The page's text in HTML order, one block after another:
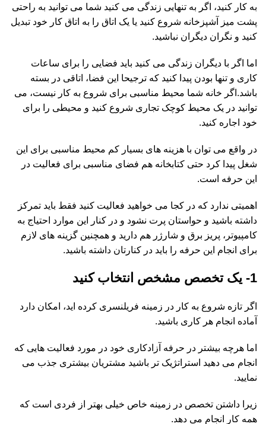
به کار کنید، اگر به تنهایی زندگی می کنید شما می توانید به راحتی
پشت میز آشپزخانه شروع کنید یا یک اتاق را به اتاق کار خود تبدیل
کنید و نگران دیگران نباشید.
اما اگر با دیگران زندگی می کنید باید فضایی را برای ساعات
کاری و تنها بودن پیدا کنید که ترجیحا این فضا، اتاقی در بسته
باشد.اگر خانه شما محیط مناسبی برای شروع به کار نیست، می
توانید در یک محیط کوچک تجاری شروع کنید و محیطی را برای
خود اجاره کنید.
در واقع می توان با هزینه های بسیار کم محیط مناسبی برای این
شغل پیدا کرد حتی کتابخانه هم فضای مناسبی برای فعالیت در
این حرفه است.
اهمیتی ندارد که در کجا می خواهید فعالیت کنید فقط باید تمرکز
داشته باشید و حواستان پرت نشود و در کنار این موارد احتیاج به
کامپیوتر، پریز برق و شارژر هم دارید و همچنین گزینه های لازم
برای انجام این حرفه را باید در کنارتان داشته باشید.
1- یک تخصص مشخص انتخاب کنید
اگر تازه شروع به کار در زمینه فریلنسری کرده اید، امکان دارد
آماده انجام هر کاری باشید.
اما هرچه بیشتر در حرفه آزادکاری خود در مورد فعالیت هایی که
انجام می دهید استراتژیک تر باشید مشتریان بیشتری جذب می
نمایید.
زیرا داشتن تخصص در زمینه خاص خیلی بهتر از فردی است که
همه کار انجام می دهد.